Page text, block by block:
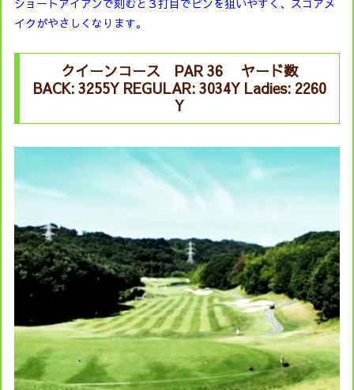
イクがやさしくなります。
クイーンコース PAR 36 ヤード数
BACK: 3255Y REGULAR: 3034Y Ladies: 2260
Y